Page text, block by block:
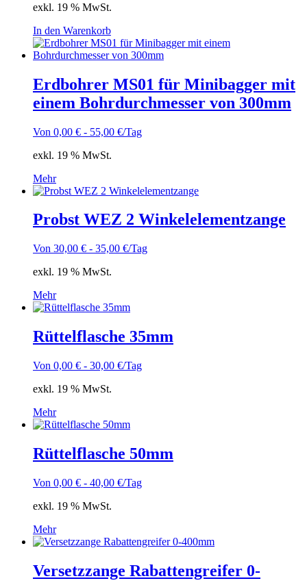
exkl. 19 % MwSt.
In den Warenkorb
Erdbohrer MS01 für Minibagger mit
einem Bohrdurchmesser von 300mm
Von 0,00 € - 55,00 €/Tag
exkl. 19 % MwSt.
Mehr
Probst WEZ 2 Winkelelementzange
Von 30,00 € - 35,00 €/Tag
exkl. 19 % MwSt.
Mehr
Rüttelflasche 35mm
Von 0,00 € - 30,00 €/Tag
exkl. 19 % MwSt.
Mehr
Rüttelflasche 50mm
Von 0,00 € - 40,00 €/Tag
exkl. 19 % MwSt.
Mehr
Versetzzange Rabattengreifer 0-